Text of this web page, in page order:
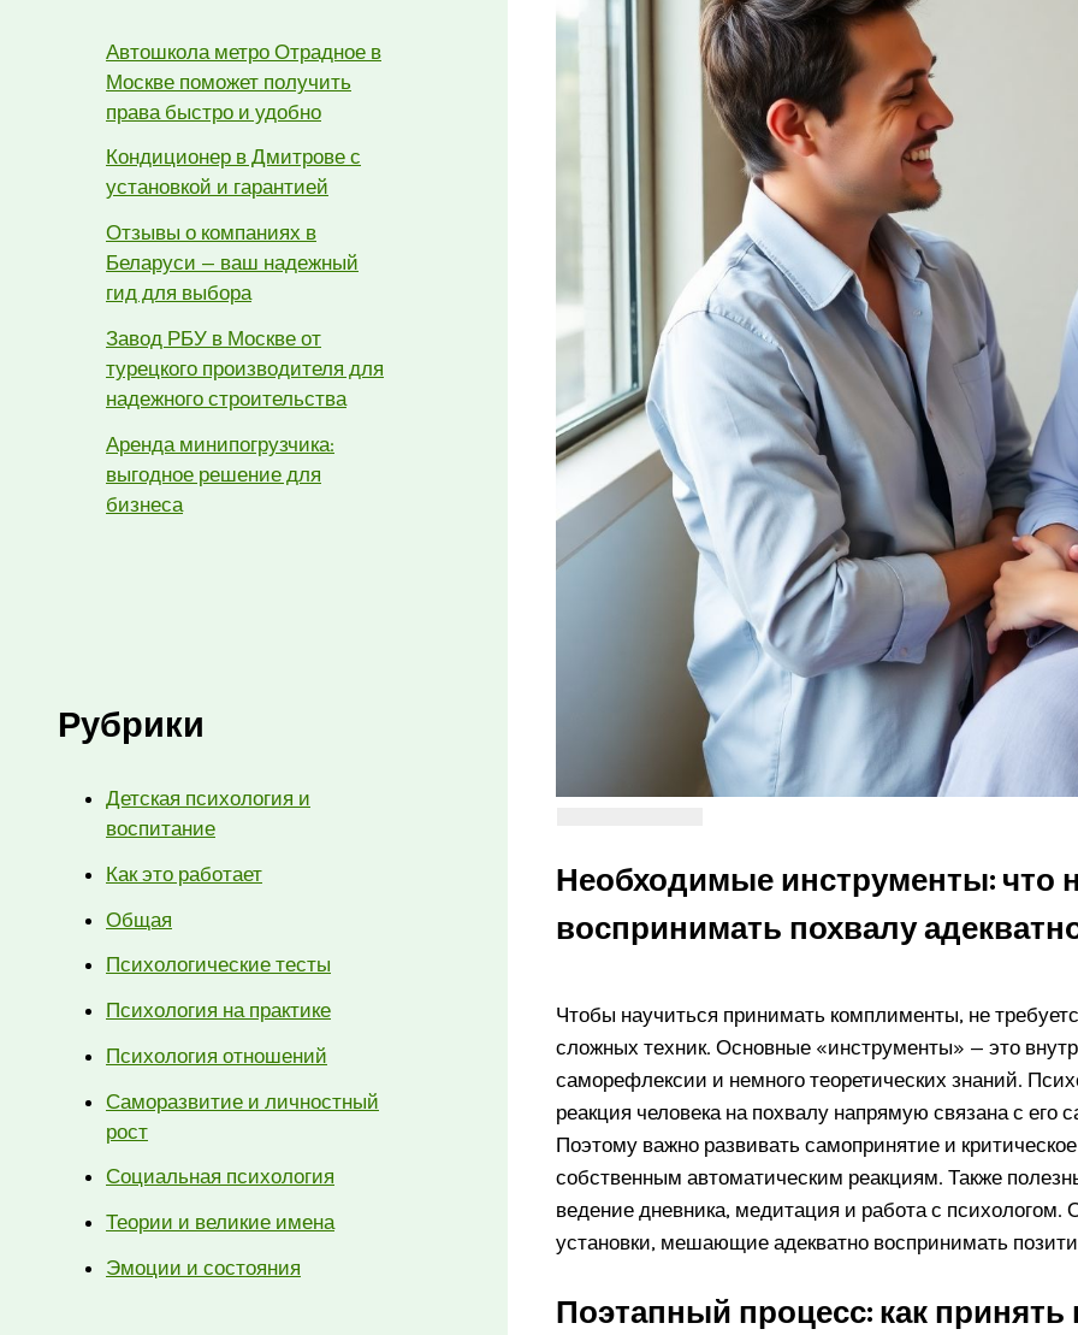
Автошкола метро Отрадное в
Москве поможет получить
права быстро и удобно
Кондиционер в Дмитрове с
установкой и гарантией
Отзывы о компаниях в
Беларуси — ваш надежный
гид для выбора
Завод РБУ в Москве от
турецкого производителя для
надежного строительства
Аренда минипогрузчика:
выгодное решение для
бизнеса
Рубрики
Детская психология и
воспитание
Как это работает
Общая
Психологические тесты
Психология на практике
Психология отношений
Саморазвитие и личностный
рост
Социальная психология
Теории и великие имена
Эмоции и состояния
Необходимые инструменты: что
воспринимать похвалу
Чтобы научиться принимать комплименты, не
сложных техник. Основные «инструменты» — это
саморефлексии и немного теоретических знаний.
реакция человека на похвалу напрямую связана с его
Поэтому важно развивать самопринятие и
собственным автоматическим реакциям. Также
ведение дневника, медитация и работа с психологом.
установки, мешающие адекватно воспринимать
Поэтапный процесс: как